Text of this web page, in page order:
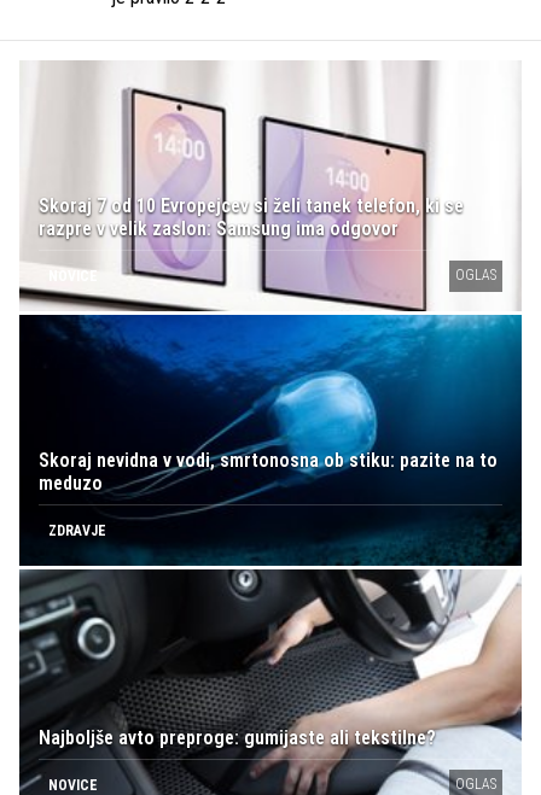
Skoraj 7 od 10 Evropejcev si želi tanek telefon, ki se
razpre v velik zaslon: Samsung ima odgovor
NOVICE OGLAS
Skoraj nevidna v vodi, smrtonosna ob stiku: pazite na to
meduzo
ZDRAVJE
Najboljše avto preproge: gumijaste ali tekstilne?
NOVICE OGLAS